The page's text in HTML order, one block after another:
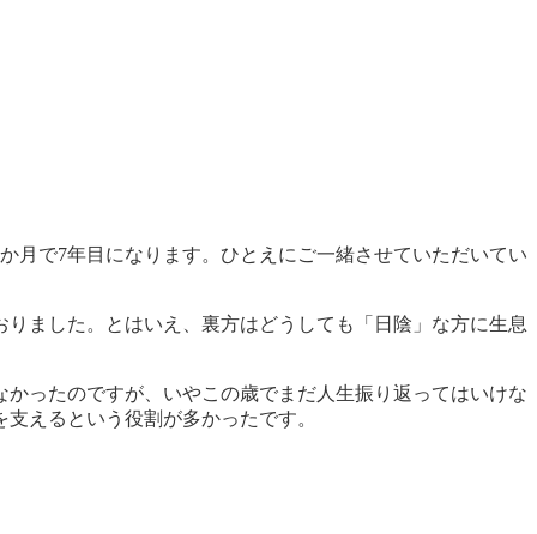
月で7年目になります。ひとえにご一緒させていただいてい
ました。とはいえ、裏方はどうしても「日陰」な方に生息
ったのですが、いやこの歳でまだ人生振り返ってはいけな
えるという役割が多かったです。